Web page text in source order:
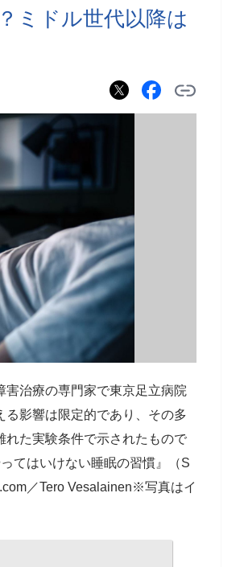
ミドル世代以降は
治療の専門家で東京足立病院
る影響は限定的であり、その多
れた実験条件で示されたもので
てはいけない睡眠の習慣』（S
／Tero Vesalainen※写真はイ